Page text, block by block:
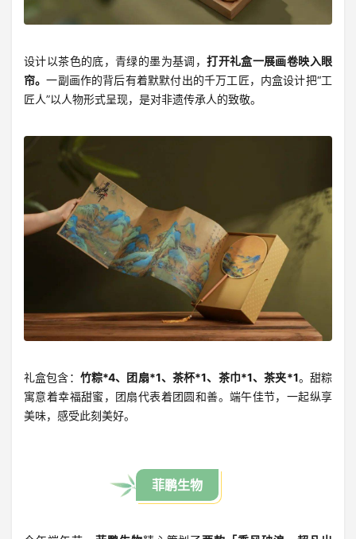
设计以茶色的底，青绿的墨为基调，打开礼盒一展画卷映入眼
帘。一副画作的背后有着默默付出的千万工匠，内盒设计把“工
匠人”以人物形式呈现，是对非遗传承人的致敬。
礼盒包含： 竹粽*4、团扇*1、茶杯*1、茶巾*1、茶夹*1。甜粽
寓意着幸福甜蜜，团扇代表着团圆和善。端午佳节，一起纵享
美味，感受此刻美好。
菲鹏生物